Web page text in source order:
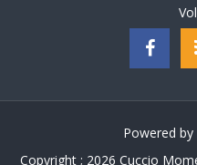
Powered by
Copyright ; 2026 Cuccio